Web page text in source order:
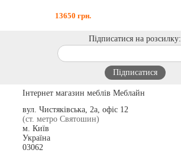
13650 грн.
Підписатися на розсилку:
Інтернет магазин меблів Меблайн
вул. Чистяківська, 2а, офіс 12
(ст. метро Святошин)
м. Київ
Україна
03062